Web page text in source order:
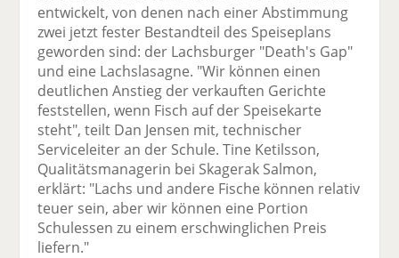
entwickelt, von denen nach einer Abstimmung
zwei jetzt fester Bestandteil des Speiseplans
geworden sind: der Lachsburger "Death's Gap"
und eine Lachslasagne. "Wir können einen
deutlichen Anstieg der verkauften Gerichte
feststellen, wenn Fisch auf der Speisekarte
steht", teilt Dan Jensen mit, technischer
Serviceleiter an der Schule. Tine Ketilsson,
Qualitätsmanagerin bei Skagerak Salmon,
erklärt: "Lachs und andere Fische können relativ
teuer sein, aber wir können eine Portion
Schulessen zu einem erschwinglichen Preis
liefern."